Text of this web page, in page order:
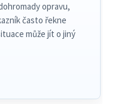
opravu,
často řekne
může jít o jiný